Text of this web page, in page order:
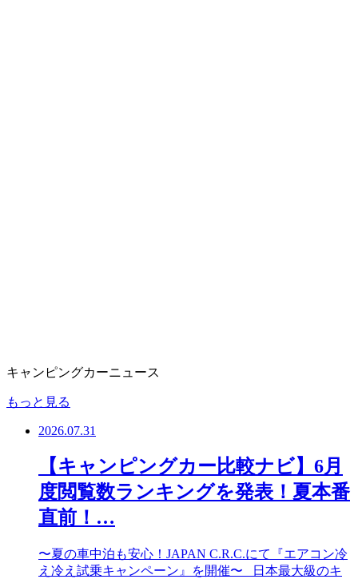
キャンピングカーニュース
もっと見る
2026.07.31
【キャンピングカー比較ナビ】6月
度閲覧数ランキングを発表！夏本番
直前！…
〜夏の車中泊も安心！JAPAN C.R.C.にて『エアコン冷
え冷え試乗キャンペーン』を開催〜 日本最大級のキ